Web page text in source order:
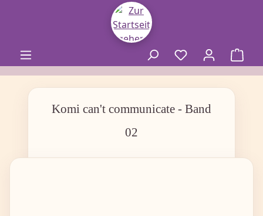
Komi can't communicate - Band
02